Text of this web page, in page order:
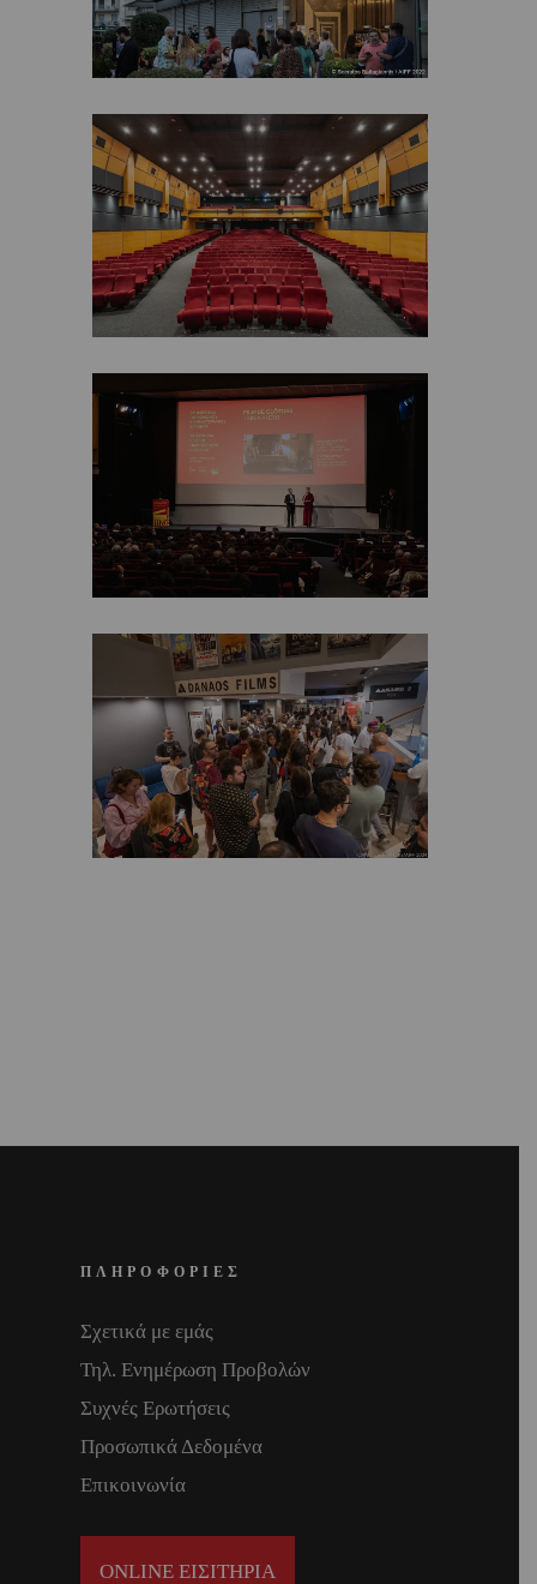
ΠΛΗΡΟΦΟΡΙΕΣ
Σχετικά με εμάς
Τηλ. Ενημέρωση Προβολών
Συχνές Ερωτήσεις
Προσωπικά Δεδομένα
Επικοινωνία
ONLINE ΕΙΣΙΤΗΡΙΑ